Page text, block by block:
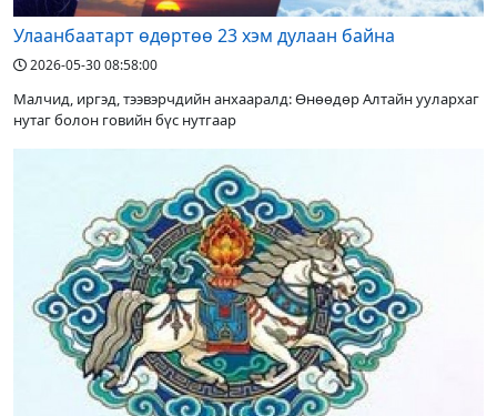
Улаанбаатарт өдөртөө 23 хэм дулаан байна
2026-05-30 08:58:00
Малчид, иргэд, тээвэрчдийн анхааралд: Өнөөдөр Алтайн уулархаг
нутаг болон говийн бүс нутгаар